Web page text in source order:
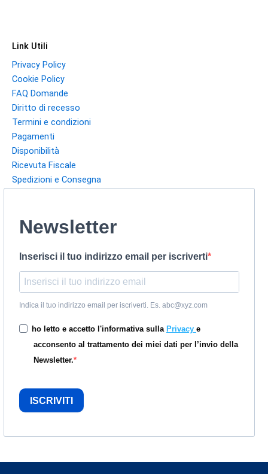
Link Utili
Privacy Policy
Cookie Policy
FAQ Domande
Diritto di recesso
Termini e condizioni
Pagamenti
Disponibilità
Ricevuta Fiscale
Spedizioni e Consegna
Newsletter
Inserisci il tuo indirizzo email per iscriverti
Indica il tuo indirizzo email per iscriverti. Es. abc@xyz.com
ho letto e accetto l'informativa sulla Privacy e
acconsento al trattamento dei miei dati per l’invio della
Newsletter.
ISCRIVITI